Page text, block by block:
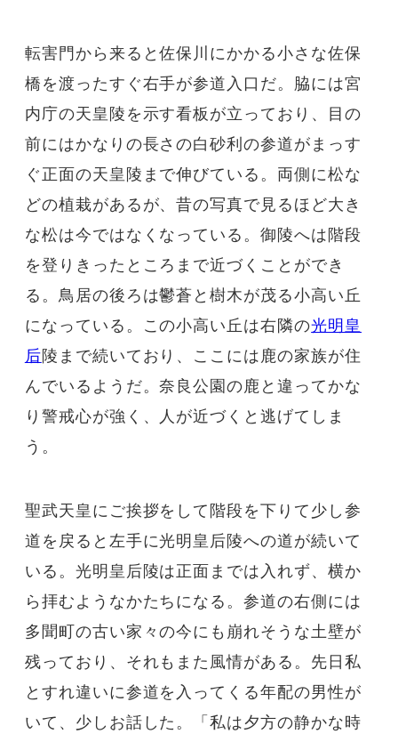
転害門から来ると佐保川にかかる小さな佐保
橋を渡ったすぐ右手が参道入口だ。脇には宮
内庁の天皇陵を示す看板が立っており、目の
前にはかなりの長さの白砂利の参道がまっす
ぐ正面の天皇陵まで伸びている。両側に松な
どの植栽があるが、昔の写真で見るほど大き
な松は今ではなくなっている。御陵へは階段
を登りきったところまで近づくことができ
る。鳥居の後ろは鬱蒼と樹木が茂る小高い丘
になっている。この小高い丘は右隣の光明皇
后陵まで続いており、ここには鹿の家族が住
んでいるようだ。奈良公園の鹿と違ってかな
り警戒心が強く、人が近づくと逃げてしま
う。
聖武天皇にご挨拶をして階段を下りて少し参
道を戻ると左手に光明皇后陵への道が続いて
いる。光明皇后陵は正面までは入れず、横か
ら拝むようなかたちになる。参道の右側には
多聞町の古い家々の今にも崩れそうな土壁が
残っており、それもまた風情がある。先日私
とすれ違いに参道を入ってくる年配の男性が
いて、少しお話した。「私は夕方の静かな時